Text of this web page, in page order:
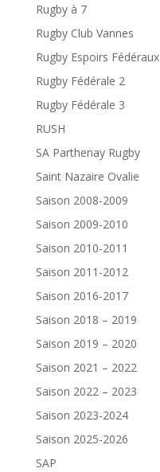
Rugby à 7
Rugby Club Vannes
Rugby Espoirs Fédéraux
Rugby Fédérale 2
Rugby Fédérale 3
RUSH
SA Parthenay Rugby
Saint Nazaire Ovalie
Saison 2008-2009
Saison 2009-2010
Saison 2010-2011
Saison 2011-2012
Saison 2016-2017
Saison 2018 – 2019
Saison 2019 – 2020
Saison 2021 – 2022
Saison 2022 – 2023
Saison 2023-2024
Saison 2025-2026
SAP